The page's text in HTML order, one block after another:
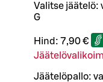
Valitse jäätelö:
G
Hind: 7,90 €
Jäätelöpallo: